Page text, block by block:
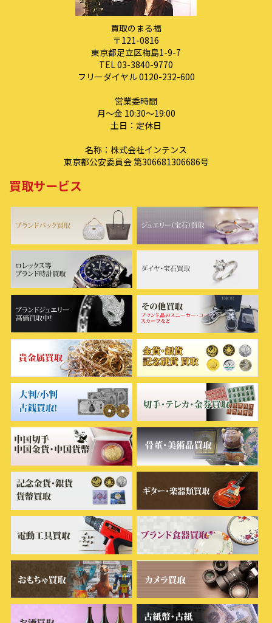
買取のまる福
〒121-0816
東京都足立区梅島1-9-7
TEL 03-3840-9770
フリーダイヤル 0120-232-600
営業委時間
月～金 10:30～19:00
土日：定休日
名称：株式会社インテンス
東京都公安委員会 第306681306686号
買取サービス